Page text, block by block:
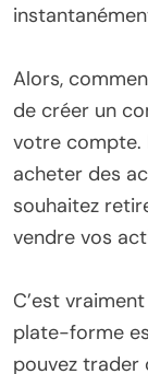
Alors,
de créer un
votre compte.
acheter des
souhaitez
vendre vos
C’est
plate-forme
pouvez trader